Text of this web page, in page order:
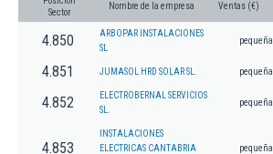
Sector
Nombre de la empresa Ventas (€)
4.850
ARBOPAR INSTALACIONES
SL
pequeña
4.851 JUMASOL HRD SOLAR SL. pequeña
4.852
ELECTROBERNAL SERVICIOS
SL.
pequeña
4.853
INSTALACIONES
ELECTRICAS CANTABRIA
pequeña